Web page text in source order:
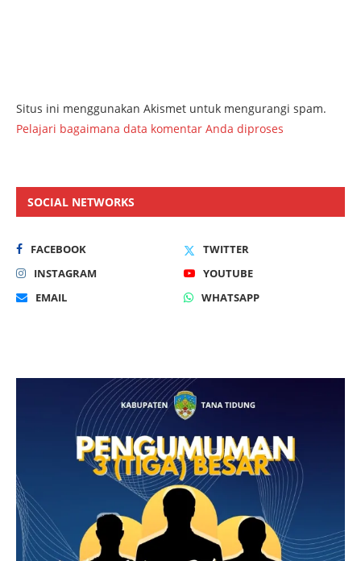
Situs ini menggunakan Akismet untuk mengurangi spam.
Pelajari bagaimana data komentar Anda diproses
SOCIAL NETWORKS
FACEBOOK
TWITTER
INSTAGRAM
YOUTUBE
EMAIL
WHATSAPP